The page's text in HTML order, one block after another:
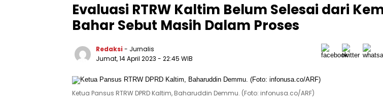
Evaluasi RTRW Kaltim Belum Selesai dari
Bahar Sebut Masih Dalam Proses
Redaksi - Jurnalis
Jumat, 14 April 2023 - 22:45 WIB
Ketua Pansus RTRW DPRD Kaltim, Baharuddin Demmu. (Foto: infonusa.co/ARF)